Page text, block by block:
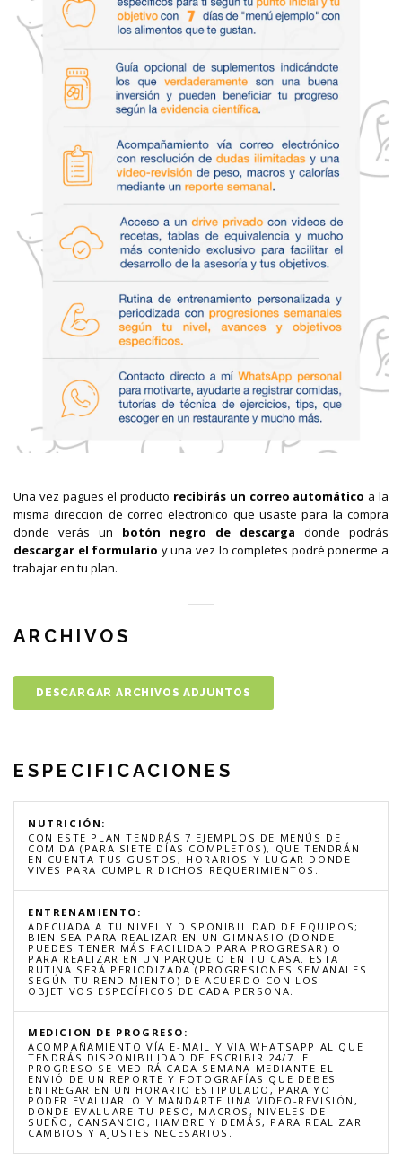
Una vez pagues el producto recibirás un correo automático a la
misma direccion de correo electronico que usaste para la compra
donde verás un botón negro de descarga donde podrás
descargar el formulario y una vez lo completes podré ponerme a
trabajar en tu plan.
ARCHIVOS
DESCARGAR ARCHIVOS ADJUNTOS
ESPECIFICACIONES
NUTRICIÓN:
CON ESTE PLAN TENDRÁS 7 EJEMPLOS DE MENÚS DE
COMIDA (PARA SIETE DÍAS COMPLETOS), QUE TENDRÁN
EN CUENTA TUS GUSTOS, HORARIOS Y LUGAR DONDE
VIVES PARA CUMPLIR DICHOS REQUERIMIENTOS.
ENTRENAMIENTO:
ADECUADA A TU NIVEL Y DISPONIBILIDAD DE EQUIPOS;
BIEN SEA PARA REALIZAR EN UN GIMNASIO (DONDE
PUEDES TENER MÁS FACILIDAD PARA PROGRESAR) O
PARA REALIZAR EN UN PARQUE O EN TU CASA. ESTA
RUTINA SERÁ PERIODIZADA (PROGRESIONES SEMANALES
SEGÚN TU RENDIMIENTO) DE ACUERDO CON LOS
OBJETIVOS ESPECÍFICOS DE CADA PERSONA.
MEDICION DE PROGRESO:
ACOMPAÑAMIENTO VÍA E-MAIL Y VIA WHATSAPP AL QUE
TENDRÁS DISPONIBILIDAD DE ESCRIBIR 24/7. EL
PROGRESO SE MEDIRÁ CADA SEMANA MEDIANTE EL
ENVIÓ DE UN REPORTE Y FOTOGRAFÍAS QUE DEBES
ENTREGAR EN UN HORARIO ESTIPULADO, PARA YO
PODER EVALUARLO Y MANDARTE UNA VIDEO-REVISIÓN,
DONDE EVALUARE TU PESO, MACROS, NIVELES DE
SUEÑO, CANSANCIO, HAMBRE Y DEMÁS, PARA REALIZAR
CAMBIOS Y AJUSTES NECESARIOS.